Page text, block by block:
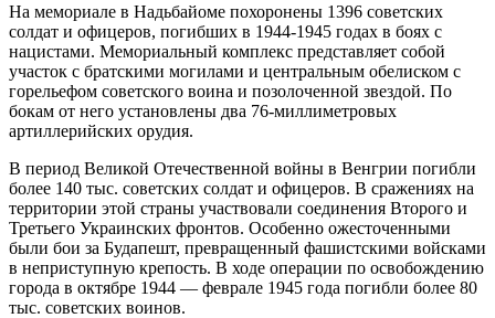
На мемориале в Надьбайоме похоронены 1396 советских
солдат и офицеров, погибших в 1944-1945 годах в боях с
нацистами. Мемориальный комплекс представляет собой
участок с братскими могилами и центральным обелиском с
горельефом советского воина и позолоченной звездой. По
бокам от него установлены два 76-миллиметровых
артиллерийских орудия.
В период Великой Отечественной войны в Венгрии погибли
более 140 тыс. советских солдат и офицеров. В сражениях на
территории этой страны участвовали соединения Второго и
Третьего Украинских фронтов. Особенно ожесточенными
были бои за Будапешт, превращенный фашистскими войсками
в неприступную крепость. В ходе операции по освобождению
города в октябре 1944 — феврале 1945 года погибли более 80
тыс. советских воинов.